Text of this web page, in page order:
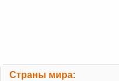
Страны мира: